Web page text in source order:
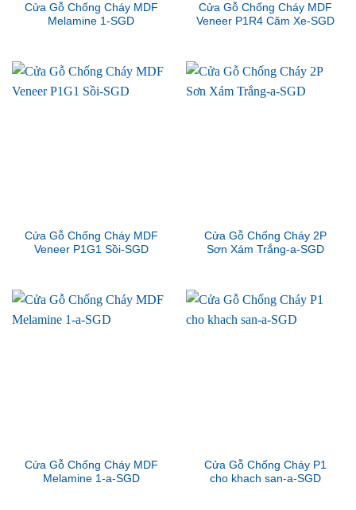
Cửa Gỗ Chống Cháy MDF
Melamine 1-SGD
Cửa Gỗ Chống Cháy MDF
Veneer P1R4 Căm Xe-SGD
Cửa Gỗ Chống Cháy MDF
Veneer P1G1 Sồi-SGD
Cửa Gỗ Chống Cháy 2P
Sơn Xám Trắng-a-SGD
Cửa Gỗ Chống Cháy MDF
Melamine 1-a-SGD
Cửa Gỗ Chống Cháy P1
cho khach san-a-SGD